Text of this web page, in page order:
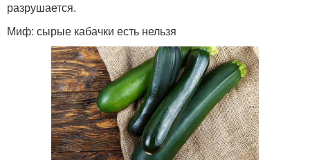
разрушается.
Миф: сырые кабачки есть нельзя